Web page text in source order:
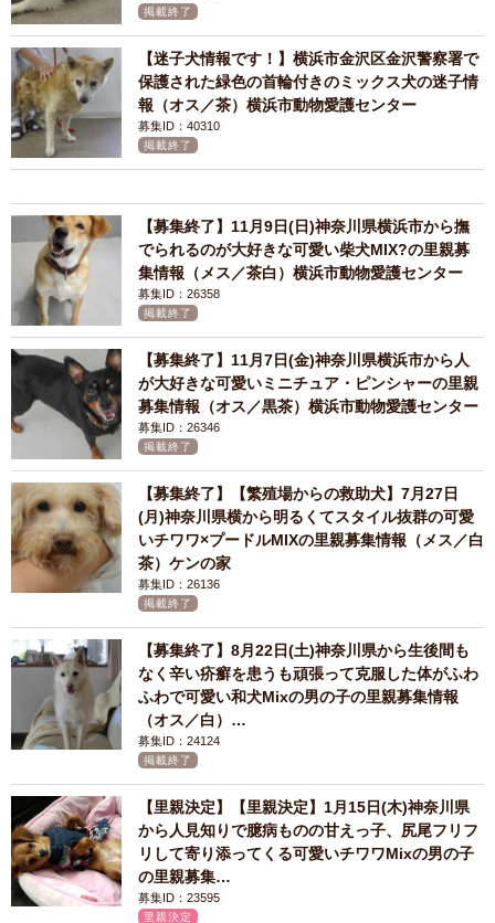
掲載終了
【迷子犬情報です！】横浜市金沢区金沢警察署で
保護された緑色の首輪付きのミックス犬の迷子情
報（オス／茶）横浜市動物愛護センター
募集ID：40310
掲載終了
【募集終了】11月9日(日)神奈川県横浜市から撫
でられるのが大好きな可愛い柴犬MIX?の里親募
集情報（メス／茶白）横浜市動物愛護センター
募集ID：26358
掲載終了
【募集終了】11月7日(金)神奈川県横浜市から人
が大好きな可愛いミニチュア・ピンシャーの里親
募集情報（オス／黒茶）横浜市動物愛護センター
募集ID：26346
掲載終了
【募集終了】【繁殖場からの救助犬】7月27日
(月)神奈川県横から明るくてスタイル抜群の可愛
いチワワ×プードルMIXの里親募集情報（メス／白
茶）ケンの家
募集ID：26136
掲載終了
【募集終了】8月22日(土)神奈川県から生後間も
なく辛い疥癬を患うも頑張って克服した体がふわ
ふわで可愛い和犬Mixの男の子の里親募集情報
（オス／白）…
募集ID：24124
掲載終了
【里親決定】【里親決定】1月15日(木)神奈川県
から人見知りで臆病ものの甘えっ子、尻尾フリフ
リして寄り添ってくる可愛いチワワMixの男の子
の里親募集…
募集ID：23595
里親決定